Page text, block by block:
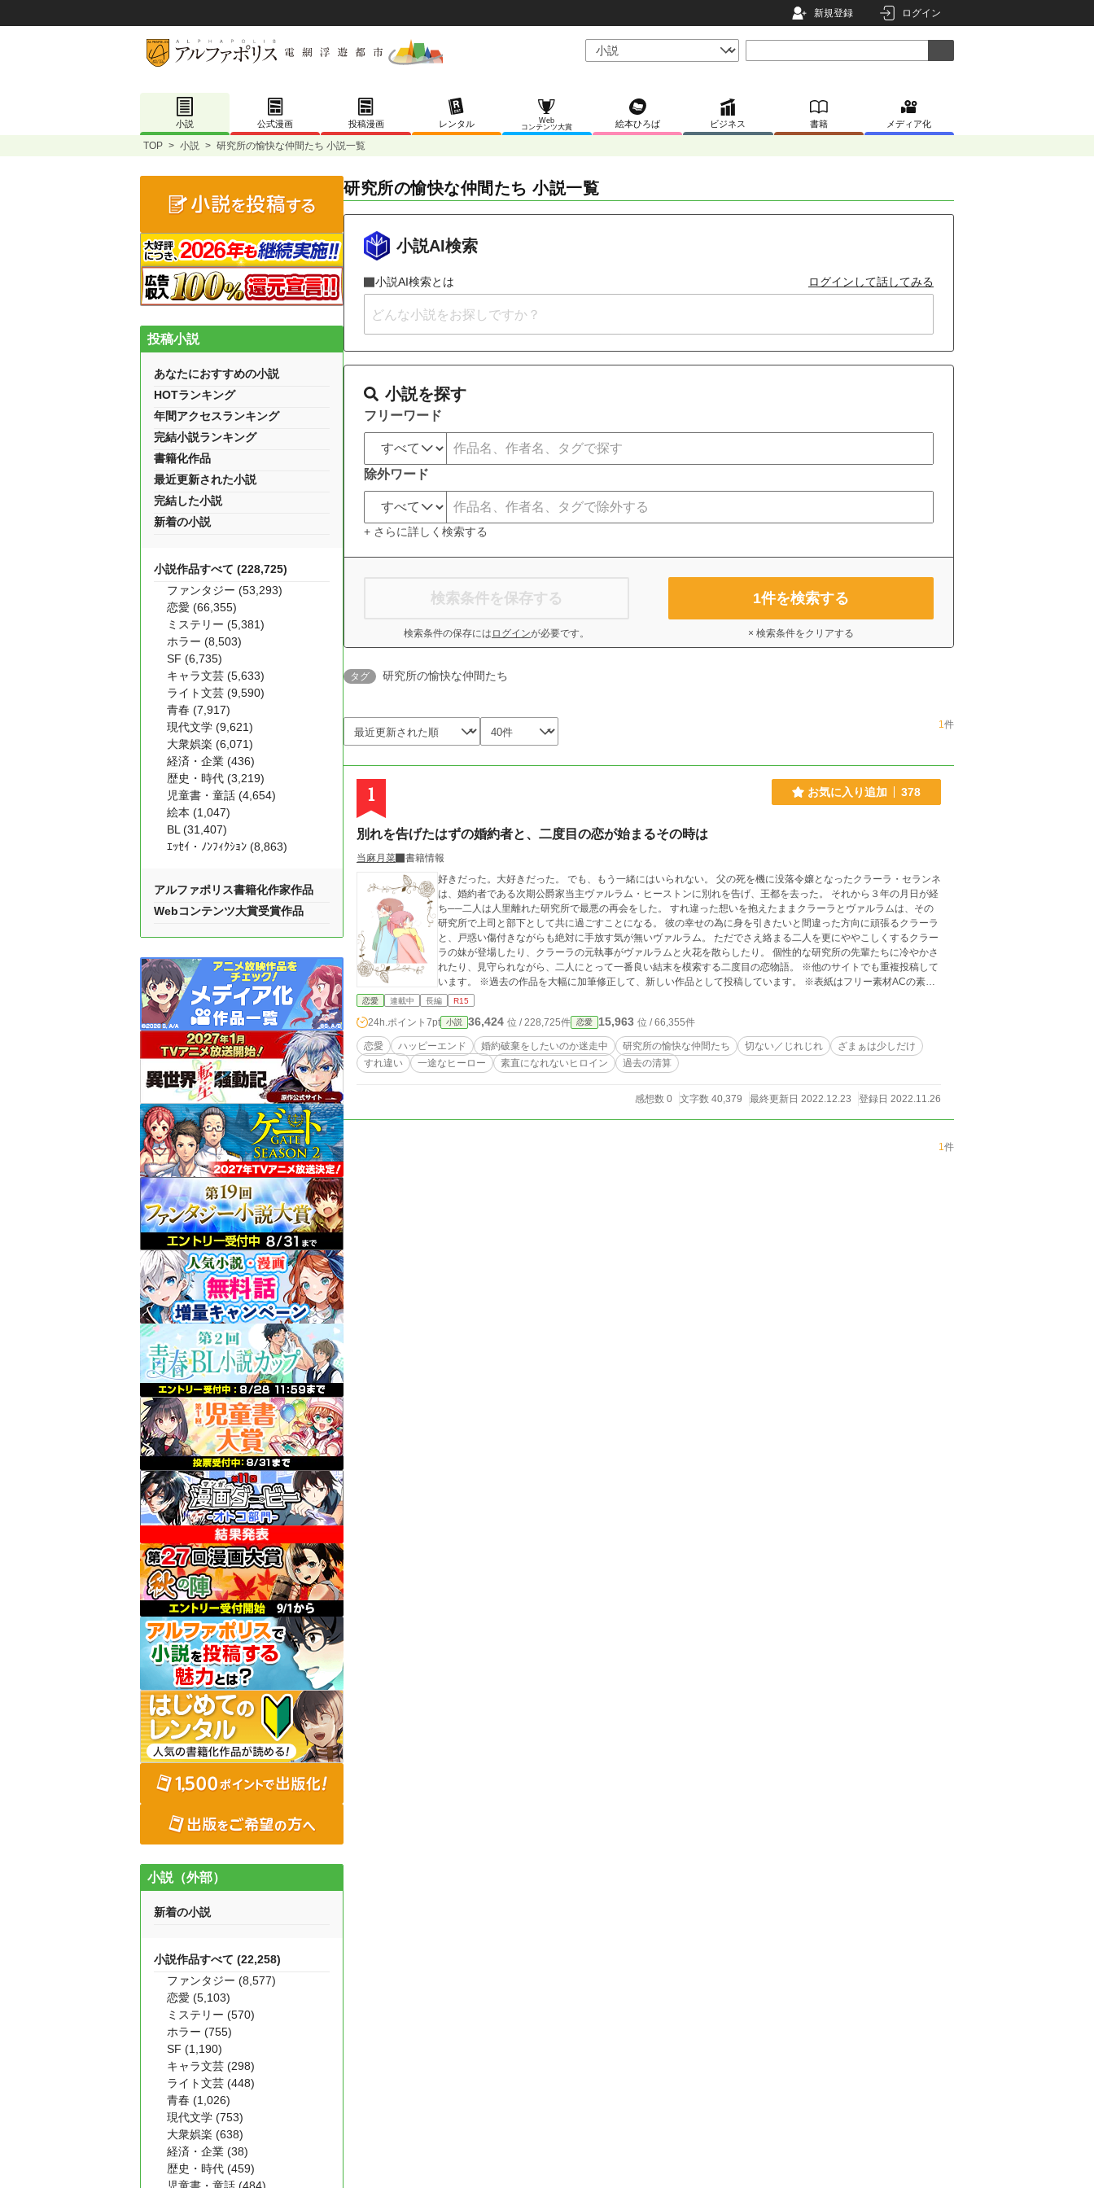
新規登録 ログイン
小説 公式漫画 投稿漫画 レンタル
Web
コンテンツ大賞
絵本ひろば ビジネス 書籍 メディア化
TOP > 小説 > 研究所の愉快な仲間たち 小説一覧
研究所の愉快な仲間たち 小説一覧
小説AI検索
小説AI検索とは ログインして話してみる
小説を探す
フリーワード
除外ワード
+ さらに詳しく検索する
検索条件を保存する
検索条件の保存には ログインが必要です。
1件を検索する
× 検索条件をクリアする
タグ 研究所の愉快な仲間たち
1件
1 お気に入り追加 378
別れを告げたはずの婚約者と、二度目の恋が始まるその時は
当麻月菜
書籍情報
好きだった。大好きだった。 でも、もう一緒にはいられない。 父の死を機に没落令嬢となったクラーラ・セランネ
は、婚約者である次期公爵家当主ヴァルラム・ヒーストンに別れを告げ、王都を去った。 それから３年の月日が経
ち──二人は人里離れた研究所で最悪の再会をした。 すれ違った想いを抱えたままクラーラとヴァルラムは、その
研究所で上司と部下として共に過ごすことになる。 彼の幸せの為に身を引きたいと間違った方向に頑張るクラーラ
と、戸惑い傷付きながらも絶対に手放す気が無いヴァルラム。 ただでさえ絡まる二人を更にややこしくするクラー
ラの妹が登場したり、クラーラの元執事がヴァルラムと火花を散らしたり。 個性的な研究所の先輩たちに冷やかさ
れたり、見守られながら、二人にとって一番良い結末を模索する二度目の恋物語。 ※他のサイトでも重複投稿して
います。 ※過去の作品を大幅に加筆修正して、新しい作品として投稿しています。 ※表紙はフリー素材ACの素材
を使用しての自作です。
恋愛 連載中 長編 R15
24h.ポイント 7pt 小説 36,424 位 / 228,725件 恋愛 15,963 位 / 66,355件
恋愛 ハッピーエンド 婚約破棄をしたいのか迷走中 研究所の愉快な仲間たち 切ない／じれじれ
ざまぁは少しだけ
すれ違い
一途なヒーロー 素直になれないヒロイン 過去の清算
感想数 0 文字数 40,379 最終更新日 2022.12.23 登録日 2022.11.26
1件
投稿小説
あなたにおすすめの小説
HOTランキング
年間アクセスランキング
完結小説ランキング
書籍化作品
最近更新された小説
完結した小説
新着の小説
小説作品すべて (228,725)
ファンタジー (53,293)
恋愛 (66,355)
ミステリー (5,381)
ホラー (8,503)
SF (6,735)
キャラ文芸 (5,633)
ライト文芸 (9,590)
青春 (7,917)
現代文学 (9,621)
大衆娯楽 (6,071)
経済・企業 (436)
歴史・時代 (3,219)
児童書・童話 (4,654)
絵本 (1,047)
BL (31,407)
ｴｯｾｲ・ﾉﾝﾌｨｸｼｮﾝ (8,863)
アルファポリス書籍化作家作品
Webコンテンツ大賞受賞作品
小説（外部）
新着の小説
小説作品すべて (22,258)
ファンタジー (8,577)
恋愛 (5,103)
ミステリー (570)
ホラー (755)
SF (1,190)
キャラ文芸 (298)
ライト文芸 (448)
青春 (1,026)
現代文学 (753)
大衆娯楽 (638)
経済・企業 (38)
歴史・時代 (459)